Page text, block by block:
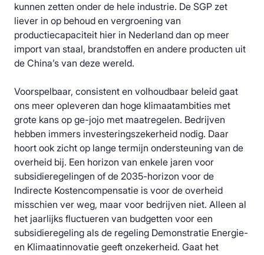
kunnen zetten onder de hele industrie. De SGP zet
liever in op behoud en vergroening van
productiecapaciteit hier in Nederland dan op meer
import van staal, brandstoffen en andere producten uit
de China’s van deze wereld.
Voorspelbaar, consistent en volhoudbaar beleid gaat
ons meer opleveren dan hoge klimaatambities met
grote kans op ge-jojo met maatregelen. Bedrijven
hebben immers investeringszekerheid nodig. Daar
hoort ook zicht op lange termijn ondersteuning van de
overheid bij. Een horizon van enkele jaren voor
subsidieregelingen of de 2035-horizon voor de
Indirecte Kostencompensatie is voor de overheid
misschien ver weg, maar voor bedrijven niet. Alleen al
het jaarlijks fluctueren van budgetten voor een
subsidieregeling als de regeling Demonstratie Energie-
en Klimaatinnovatie geeft onzekerheid. Gaat het